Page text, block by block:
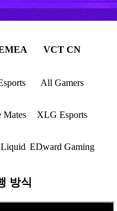
VCT CN
All Gamers
Mates XLG Esports
EDward Gaming
방식